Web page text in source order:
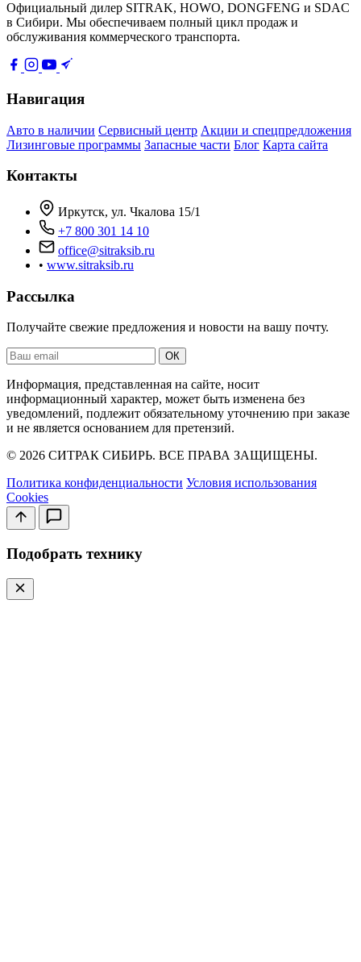
Официальный дилер SITRAK, HOWO, DONGFENG и SDAC
в Сибири. Мы обеспечиваем полный цикл продаж и
обслуживания коммерческого транспорта.
Навигация
Авто в наличии Сервисный центр Акции и спецпредложения
Лизинговые программы Запасные части Блог Карта сайта
Контакты
Иркутск, ул. Чкалова 15/1
+7 800 301 14 10
office@sitraksib.ru
• www.sitraksib.ru
Рассылка
Получайте свежие предложения и новости на вашу почту.
Ваш
email
ОК
Информация, представленная на сайте, носит
информационный характер, может быть изменена без
уведомлений, подлежит обязательному уточнению при заказе
и не является основанием для претензий.
© 2026 СИТРАК СИБИРЬ. ВСЕ ПРАВА ЗАЩИЩЕНЫ.
Политика конфиденциальности Условия использования
Cookies
Подобрать технику